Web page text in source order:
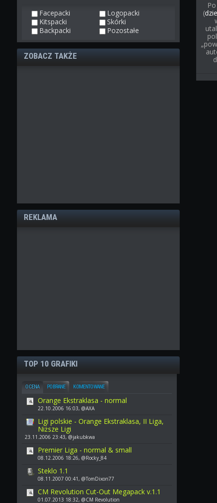
Facepacki
Logopacki
Kitspacki
Skórki
Backpacki
Pozostałe
ZOBACZ TAKŻE
REKLAMA
TOP 10 GRAFIKI
OCENA POBRANE KOMENTOWANE
Orange Ekstraklasa - normal
22.10.2006 16:03, @AXA
Ligi polskie - Orange Ekstraklasa, II Liga,
Niższe Ligi
23.11.2006 23:43, @jakubkwa
Premier Liga - normal & small
08.12.2006 18:26, @Rocky_84
Steklo 1.1
08.11.2007 00:41, @TomDixon77
CM Revolution Cut-Out Megapack v.1.1
01.07.2013 18:32, @CM Revolution
(